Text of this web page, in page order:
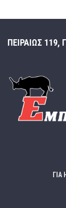
ΠΕΙΡΑΙΩΣ 119,